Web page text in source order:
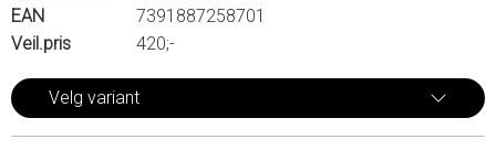
EAN
7391887258701
Veil.pris
420;-
Velg variant